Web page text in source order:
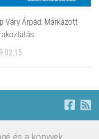
Váry Árpád: Márkázott